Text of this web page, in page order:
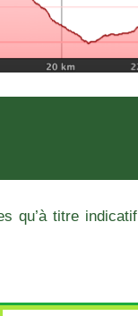
qu’à titre